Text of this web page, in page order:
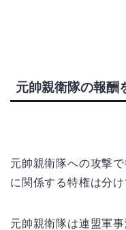
元帥親衛隊の報酬
元帥親衛隊への攻撃
に関係する特権は分
元帥親衛隊は連盟軍